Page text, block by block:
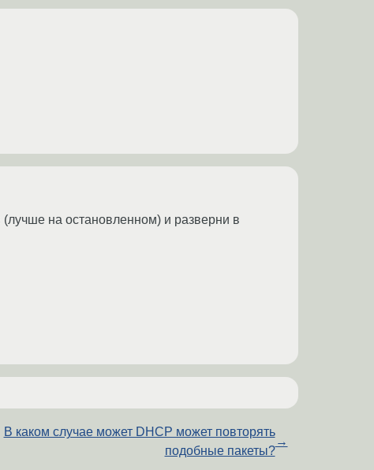
на остановленном) и разверни в
В каком случае может DHCP может повторять
подобные пакеты?
→